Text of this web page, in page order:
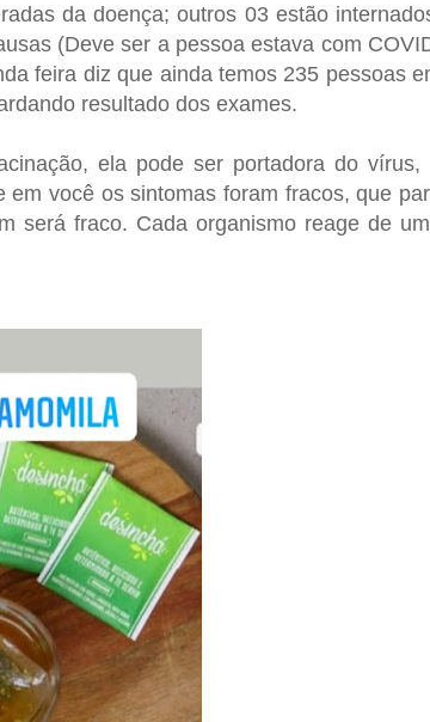
da doença; outros 03 estão
(Deve ser a pessoa estava com
feira diz que ainda temos 235 pessoas
resultado dos exames.
ela pode ser portadora do vírus,
você os sintomas foram fracos, que
será fraco. Cada organismo reage de